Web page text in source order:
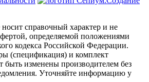
справочный характер и не
определяемой положениями
кодекса Российской Федерации.
(спецификация) и комплект
быть изменены производителем без
Уточняйте информацию у